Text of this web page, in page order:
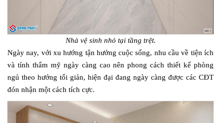
Nhà vệ sinh nhỏ tại tầng trệt.
Ngày nay, với xu hướng tận hưởng cuộc sống, nhu cầu về tiện ích
và tính thẩm mỹ ngày càng cao nên phong cách thiết kế phòng
ngủ theo hướng tối giản, hiện đại đang ngày càng được các CĐT
đón nhận một cách tích cực.